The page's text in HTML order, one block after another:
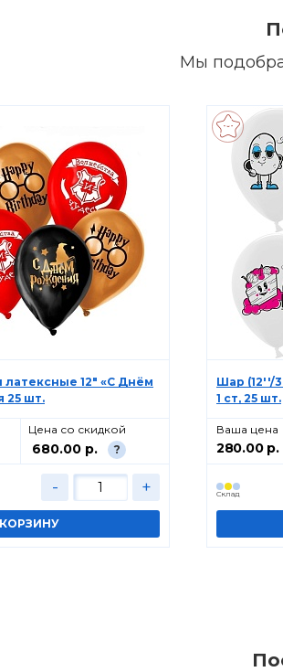
Мы
12" «С Днём
25 шт.
Цена со скидкой
680.00 р. ?
- +
Шар (12''/
1 ст, 25 шт.
Ваша цена
280.00 р.
Cклад